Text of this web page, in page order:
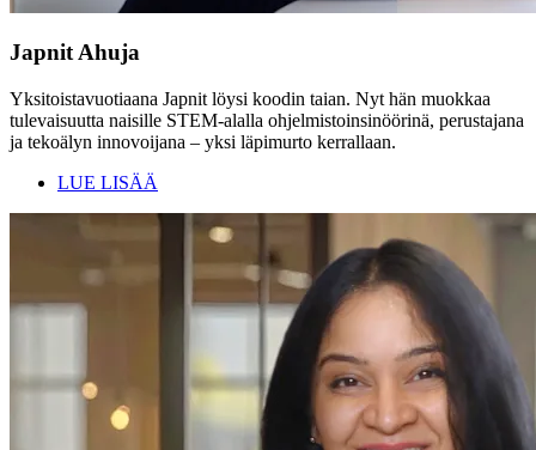
Japnit Ahuja
Yksitoistavuotiaana Japnit löysi koodin taian. Nyt hän muokkaa
tulevaisuutta naisille STEM-alalla ohjelmistoinsinöörinä, perustajana
ja tekoälyn innovoijana – yksi läpimurto kerrallaan.
LUE LISÄÄ